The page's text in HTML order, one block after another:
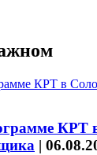
КРТ
|